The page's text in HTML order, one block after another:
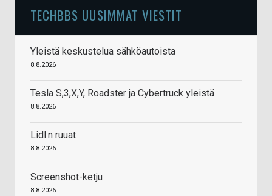
TECHBBS UUSIMMAT VIESTIT
Yleistä keskustelua sähköautoista
8.8.2026
Tesla S,3,X,Y, Roadster ja Cybertruck yleistä
8.8.2026
Lidl:n ruuat
8.8.2026
Screenshot-ketju
8.8.2026